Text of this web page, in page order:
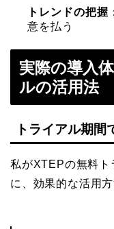
トレンドの把握
意を払う
実際の導入
ルの活用法
トライアル期間
私がXTEPの無料ト
に、効果的な活用